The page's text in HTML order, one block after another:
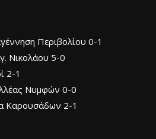
Περιβολίου 0-1
Νικολάου 5-0
2-1
Νυμφών 0-0
Καρουσάδων 2-1